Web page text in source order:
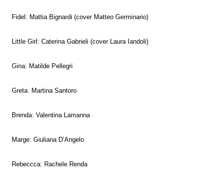
Fidel: Mattia Bignardi (cover Matteo Germinario)
Little Girl: Caterina Gabrieli (cover Laura Iandoli)
Gina: Matilde Pellegri
Greta: Martina Santoro
Brenda: Valentina Lamanna
Marge: Giuliana D’Angelo
Rebeccca: Rachele Renda